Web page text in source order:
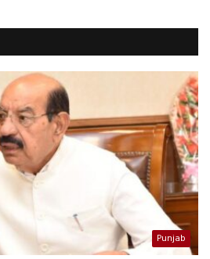
Punjab